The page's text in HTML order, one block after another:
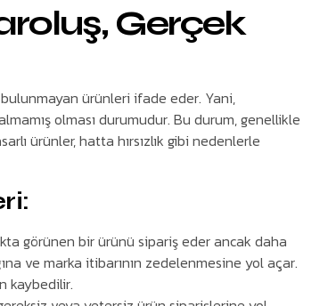
Gerçek
ürünleri ifade eder. Yani,
olması durumudur. Bu durum, genellikle
ürünler, hatta hırsızlık gibi nedenlerle
görünen bir ürünü sipariş eder ancak daha
ve marka itibarının zedelenmesine yol açar.
kaybedilir.